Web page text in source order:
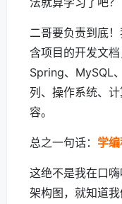
二哥要负责到底
含项目的开发文
Spring、MySQL
列、操作系统、
容。
总之一句话： 学
这绝不是我在口
架构图，就知道我